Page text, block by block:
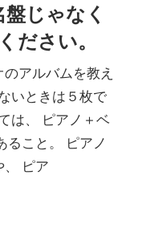
じゃなく
ださい。
アルバムを教え
いときは５枚で
は、 ピアノ＋ベ
ること。 ピアノ
ピア